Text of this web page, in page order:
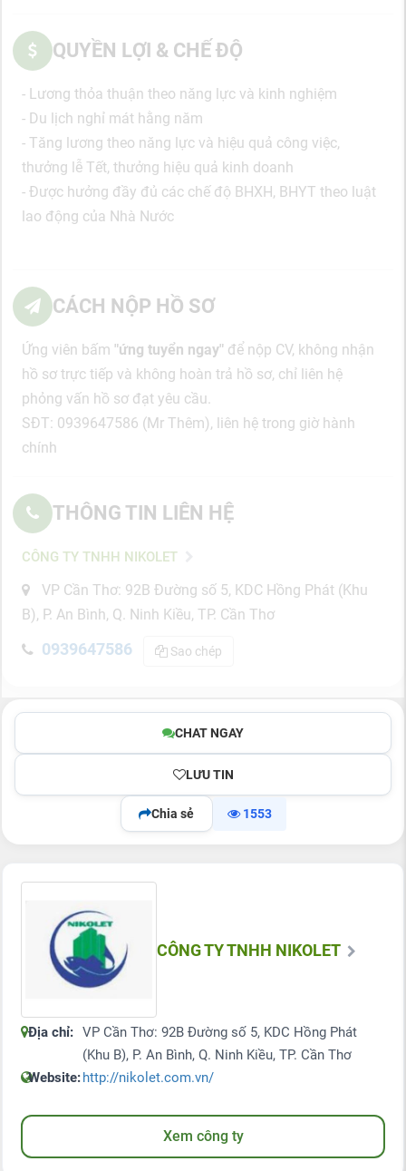
QUYỀN LỢI & CHẾ ĐỘ
- Lương thỏa thuận theo năng lực và kinh nghiệm
- Du lịch nghỉ mát hằng năm
- Tăng lương theo năng lực và hiệu quả công việc,
thưởng lễ Tết, thưởng hiệu quả kinh doanh
- Được hưởng đầy đủ các chế độ BHXH, BHYT theo luật
lao động của Nhà Nước
CÁCH NỘP HỒ SƠ
Ứng viên bấm "ứng tuyển ngay" để nộp CV, không nhận
hồ sơ trực tiếp và không hoàn trả hồ sơ, chỉ liên hệ
phỏng vấn hồ sơ đạt yêu cầu.
SĐT: 0939647586 (Mr Thêm), liên hệ trong giờ hành
chính
THÔNG TIN LIÊN HỆ
CÔNG TY TNHH NIKOLET
VP Cần Thơ: 92B Đường số 5, KDC Hồng Phát (Khu
B), P. An Bình, Q. Ninh Kiều, TP. Cần Thơ
0939647586 Sao chép
CHAT NGAY
LƯU TIN
Chia sẻ 1553
CÔNG TY TNHH NIKOLET
Địa chỉ: VP Cần Thơ: 92B Đường số 5, KDC Hồng Phát
(Khu B), P. An Bình, Q. Ninh Kiều, TP. Cần Thơ
Website:http://nikolet.com.vn/
Xem công ty